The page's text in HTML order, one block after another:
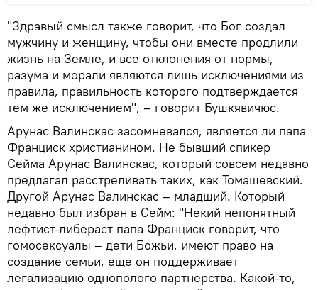
"Здравый смысл также говорит, что Бог создал
мужчину и женщину, чтобы они вместе продлили
жизнь на Земле, и все отклонения от нормы,
разума и морали являются лишь исключениями из
правила, правильность которого подтверждается
тем же исключением", – говорит Бушкявичюс.
Арунас Валинскас засомневался, является ли папа
Франциск христианином. Не бывший спикер
Сейма Арунас Валинскас, который совсем недавно
предлагал расстреливать таких, как Томашевский.
Другой Арунас Валинскас – младший. Который
недавно был избран в Сейм: "Некий непонятный
лефтист-либераст папа Франциск говорит, что
гомосексуалы – дети Божьи, имеют право на
создание семьи, еще он поддерживает
легализацию однополого партнерства. Какой-то,